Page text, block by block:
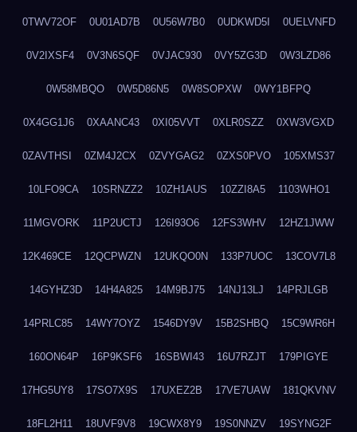
0TWV72OF 0U01AD7B 0U56W7B0 0UDKWD5I 0UELVNFD
0V2IXSF4 0V3N6SQF 0VJAC930 0VY5ZG3D 0W3LZD86
0W58MBQO 0W5D86N5 0W8SOPXW 0WY1BFPQ
0X4GG1J6 0XAANC43 0XI05VVT 0XLR0SZZ 0XW3VGXD
0ZAVTHSI 0ZM4J2CX 0ZVYGAG2 0ZXS0PVO 105XMS37
10LFO9CA 10SRNZZ2 10ZH1AUS 10ZZI8A5 1103WHO1
11MGVORK 11P2UCTJ 126I93O6 12FS3WHV 12HZ1JWW
12K469CE 12QCPWZN 12UKQO0N 133P7UOC 13COV7L8
14GYHZ3D 14H4A825 14M9BJ75 14NJ13LJ 14PRJLGB
14PRLC85 14WY7OYZ 1546DY9V 15B2SHBQ 15C9WR6H
160ON64P 16P9KSF6 16SBWI43 16U7RZJT 179PIGYE
17HG5UY8 17SO7X9S 17UXEZ2B 17VE7UAW 181QKVNV
18FL2H11 18UVF9V8 19CWX8Y9 19S0NNZV 19SYNG2F